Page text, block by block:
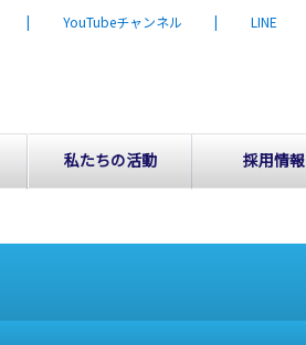
私たちの活動 採用情報
| YouTubeチャンネル | LINE